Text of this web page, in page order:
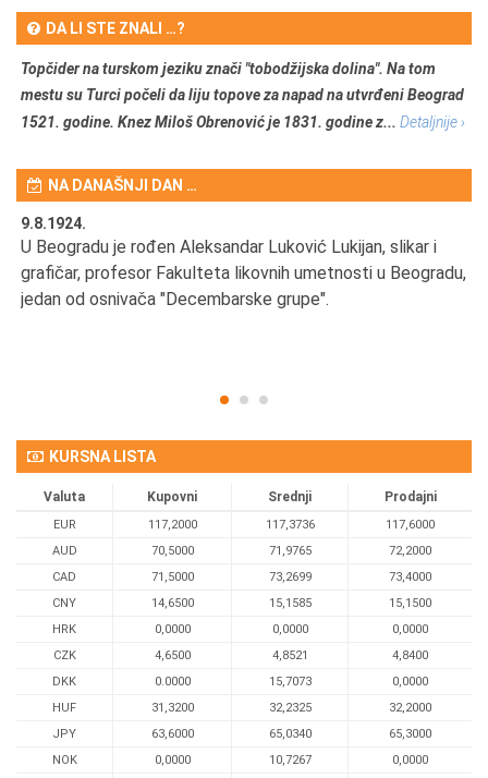
DA LI STE ZNALI …?
Topčider na turskom jeziku znači "tobodžijska dolina". Na tom
mestu su Turci počeli da liju topove za napad na utvrđeni Beograd
1521. godine. Knez Miloš Obrenović je 1831. godine z... Detaljnije ›
NA DANAŠNJI DAN …
9.8.1924.
U Beogradu je rođen Aleksandar Luković Lukijan, slikar i
grafičar, profesor Fakulteta likovnih umetnosti u Beogradu,
jedan od osnivača "Decembarske grupe".
KURSNA LISTA
Valuta Kupovni Srednji Prodajni
EUR 117,2000 117,3736
117,6000
AUD
70,5000 71,9765
72,2000
CAD
71,5000 73,2699
73,4000
CNY
14,6500 15,1585
15,1500
HRK
0,0000 0,0000
0,0000
CZK
4,6500 4,8521
4,8400
DKK
0.0000 15,7073
0,0000
HUF
31,3200 32,2325
32,2000
JPY
63,6000 65,0340
65,3000
NOK
0,0000 10,7267 0,0000